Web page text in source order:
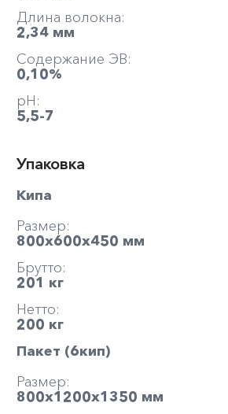
Длина волокна:
2,34 мм
Содержание ЭВ:
0,10%
pH:
5,5-7
Упаковка
Кипа
Размер:
800х600х450 мм
Брутто:
201 кг
Нетто:
200 кг
Пакет (6кип)
Размер:
800х1200х1350 мм